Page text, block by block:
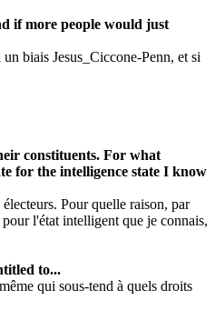
if more people would just
biais Jesus_Ciccone-Penn, et si
constituents. For what
for the intelligence state I know
Pour quelle raison, par
l'état intelligent que je connais,
to...
qui sous-tend à quels droits